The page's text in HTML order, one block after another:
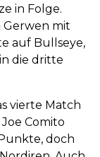
in Folge.
Gerwen mit
auf Bullseye,
die dritte
vierte Match
Comito
doch